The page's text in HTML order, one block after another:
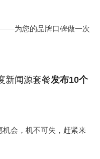
为您的品牌口碑做一次
新闻源套餐发布10个
会，机不可失，赶紧来